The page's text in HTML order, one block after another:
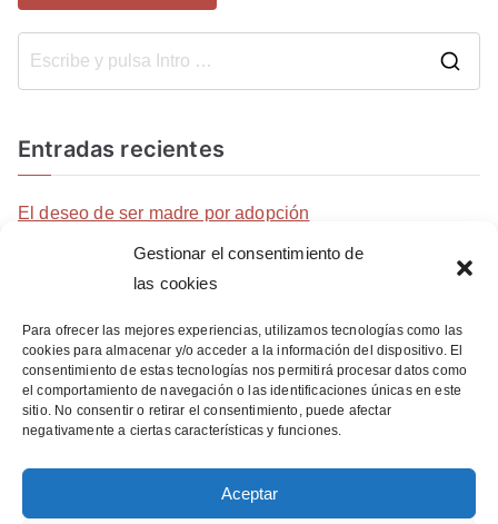
Gestionar el consentimiento de
las cookies
Para ofrecer las mejores experiencias, utilizamos tecnologías como las
cookies para almacenar y/o acceder a la información del dispositivo. El
consentimiento de estas tecnologías nos permitirá procesar datos como
el comportamiento de navegación o las identificaciones únicas en este
sitio. No consentir o retirar el consentimiento, puede afectar
negativamente a ciertas características y funciones.
Aceptar
Entradas recientes
El deseo de ser madre por adopción
Noticia en La Marina plaza
Entrevista en cadena SER
Archivos
junio 2023